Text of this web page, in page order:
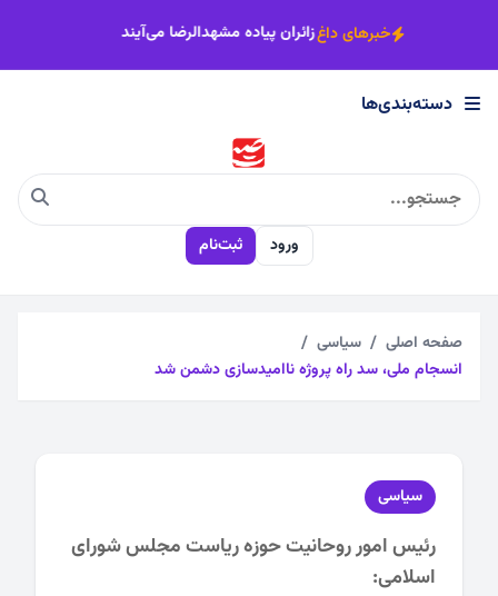
×
دسته‌بندی‌ها
اجتماعی
چندرسانه
فرهنگی
ورزشی
خبرهای داغ پیاده می‌شود اصناف خراسان رضوی پای‌کار زائران پیاده مشهدالرضا
دسته‌بندی‌ها
ورود ثبت‌نام
صفحه اصلی
سیاسی
انسجام ملی، سد راه پروژه ناامیدسازی دشمن شد
سیاسی
رئیس امور روحانیت حوزه ریاست مجلس شورای
اسلامی: